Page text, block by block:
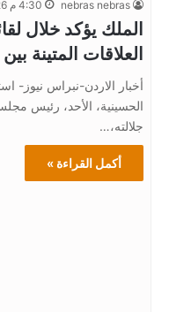
nebras nebras 4:30 م 07/06/2026
الملك يؤكد خلال
العلاقات المتينة
أخبار الاردن-نبراس نيوز-
الحسينية، الأحد، رئيس
جلالته،…
أكمل القراءة »